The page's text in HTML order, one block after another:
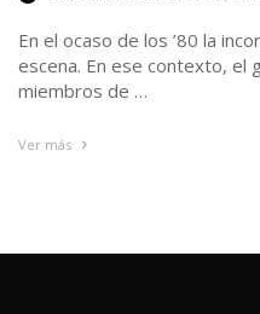
En el ocaso de los ’80 la
escena. En ese contexto, el
miembros de …
Ver más